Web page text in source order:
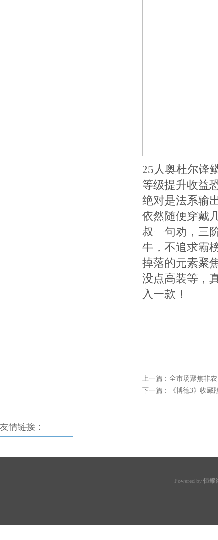
25人奥杜尔锋
等级提升收益
绝对是法系输
依然随便穿戴
叔一句劝，三
牛，不追求霸
掉落的元素聚
没点高装等，
入一款！
上一篇： 全市场聚焦非
下一篇：
《博德3》收
友情链接：
Powered by 恒耀